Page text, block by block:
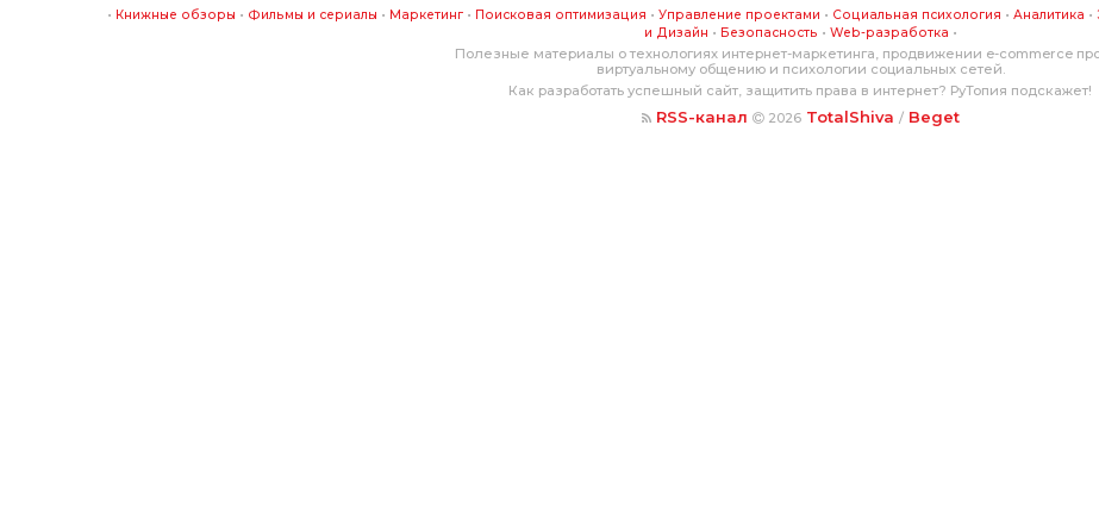
• Книжные обзоры • Фильмы и сериалы • Маркетинг• Поисковая оптимизация • Управление проектами • Социальная психология • Аналитика •
и Дизайн • Безопасность • Web-разработка •
Полезные материалы о технологиях интернет-маркетинга, продвижении e-commerce
виртуальному общению и психологии социальных сетей.
Как разработать успешный сайт, защитить права в интернет? РуТопия подскажет!
RSS-канал 2026 TotalShiva / Beget